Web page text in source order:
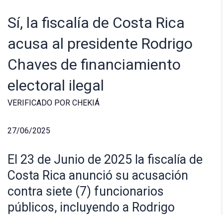
Sí, la fiscalía de Costa Rica
acusa al presidente Rodrigo
Chaves de financiamiento
electoral ilegal
VERIFICADO POR CHEKIÁ
27/06/2025
El 23 de Junio de 2025 la fiscalía de
Costa Rica anunció su acusación
contra siete (7) funcionarios
públicos, incluyendo a Rodrigo